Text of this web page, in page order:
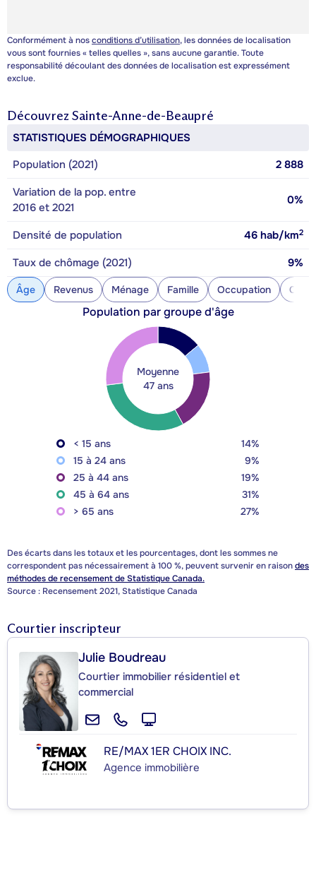
Conformément à nosconditions d’utilisation, les données de localisation
vous sont fournies « telles quelles », sans aucune garantie. Toute
responsabilité découlant des données de localisation est expressément
exclue.
Découvrez Sainte-Anne-de-Beaupré
STATISTIQUES DÉMOGRAPHIQUES
Population (2021)
2 888
Variation de la pop. entre
2016 et 2021
0%
Densité de population 46 hab/km2
Taux de chômage (2021) 9%
Âge Revenus Ménage Famille Occupation
Population par groupe d'âge
Moyenne
47 ans
< 15 ans
14%
15 à 24 ans
9%
25 à 44 ans
19%
45 à 64 ans
31%
> 65 ans
27%
Des écarts dans les totaux et les pourcentages, dont les sommes ne
correspondent pas nécessairement à 100 %, peuvent survenir en raisondes
méthodes de recensement de Statistique Canada.
Source : Recensement 2021, Statistique Canada
Courtier inscripteur
Julie Boudreau
Courtier immobilier résidentiel et
commercial
RE/MAX 1ER CHOIX INC.
Agence immobilière